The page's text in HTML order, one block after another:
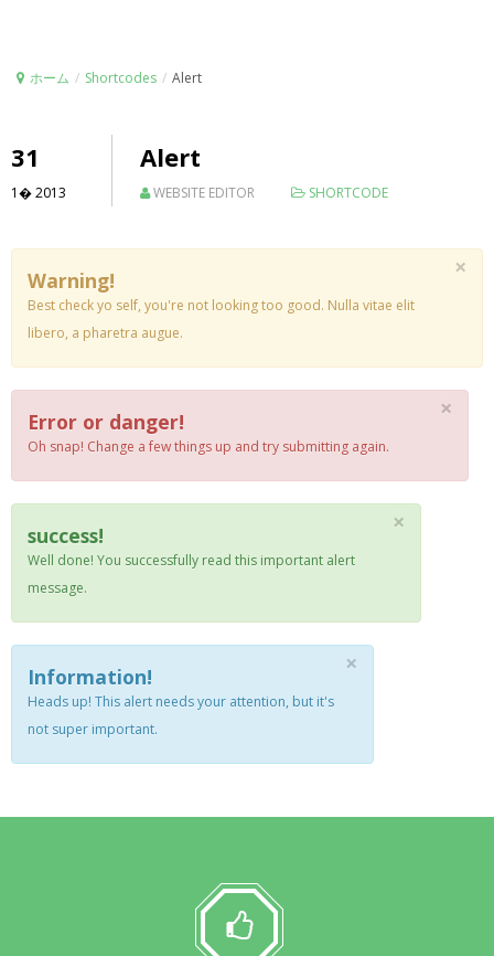
ホーム / Shortcodes / Alert
31
1�2013
Alert
WEBSITE EDITOR SHORTCODE
×
Warning!
Best check yo self, you're not looking too good. Nulla vitae elit
libero, a pharetra augue.
×
Error or danger!
Oh snap! Change a few things up and try submitting again.
×
success!
Well done! You successfully read this important alert
message.
×
Information!
Heads up! This alert needs your attention, but it's
not super important.